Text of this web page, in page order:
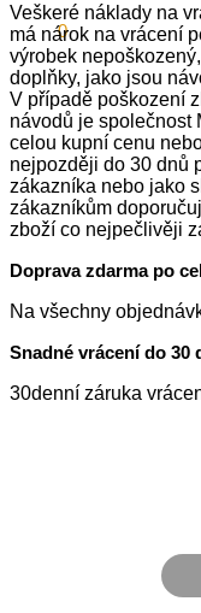
0.00$ 0
Veškeré náklady na
má nárok na vrácení
výrobek
doplňky, jako jsou
V případě poškození
návodů je společnost
celou kupní cenu
nejpozději do 30 dnů
zákazníka nebo jako
zákazníkům
zboží co nejpečlivěji
Doprava zdarma po
Na všechny
Snadné vrácení do 30
30denní záruka